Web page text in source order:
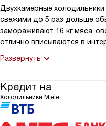
Двухкамерные
свежими до 5 раз дольше
замораживают 16 кг мяса,
отлично вписываются в
Развернуть
Кредит на
Холодильники Miele